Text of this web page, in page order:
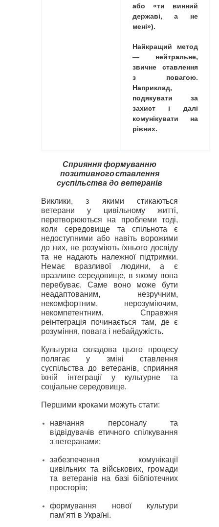
або «ти винний
державі, а не
мені»).
Найкращий метод
— нейтральне,
звичне ставлення
з повагою.
Наприклад,
подякувати за
захист і далі
комунікувати на
рівних.
Сприяння формуванню
позитивногоставлення
суспільства до ветеранів
Виклики, з якими стикаються
ветерани у цивільному житті,
перетворюються на проблеми тоді,
коли середовище та спільнота є
недоступними або навіть ворожими
до них, не розуміють їхнього досвіду
та не надають належної підтримки.
Немає вразливої людини, а є
вразливе середовище, в якому вона
перебуває. Саме воно може бути
неадаптованим, незручним,
некомфортним, нерозуміючим,
некомпетентним. Справжня
реінтеграція починається там, де є
розуміння, повага і небайдужість.
Культурна складова цього процесу
полягає у зміні ставлення
суспільства до ветеранів, сприяння
їхній інтеграції у культурне та
соціальне середовище.
Першими кроками можуть стати:
навчання персоналу та
відвідувачів етичного спілкування
з ветеранами;
забезпечення комунікації
цивільних та військових, громади
та ветеранів на базі бібліотечних
просторів;
формування нової культури
пам’яті в Україні.